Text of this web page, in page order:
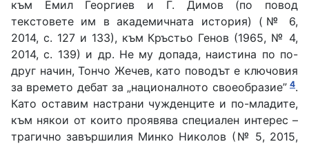
към Емил Георгиев и Г. Димов (по повод
текстовете им в академичната история) (№ 6,
2014, с. 127 и 133), към Кръстьо Генов (1965, № 4,
2014, с. 139) и др. Не му допада, наистина по по-
друг начин, Тончо Жечев, като поводът е ключовия
за времето дебат за „националното своеобразие” 4.
Като оставим настрани чужденците и по-младите,
към някои от които проявява специален интерес –
трагично завършилия Минко Николов (№ 5, 2015,